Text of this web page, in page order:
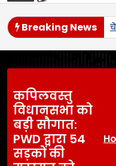
फ्रेंड्स टाइम्स
Breaking News
निर्देश*_ 40 लीटर
कपिलवस्तु
विधानसभा को
बड़ी सौगात:
PWD द्वारा 54
सड़कों की